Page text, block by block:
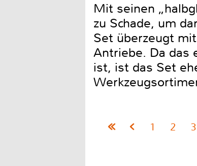
Mit seinen
zu Schade, um
Set überzeugt
Antriebe. Da das
ist, ist das Set
1 2 3